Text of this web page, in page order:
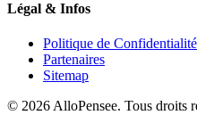
Légal & Infos
Politique de Confidentialité
Partenaires
Sitemap
© 2026 AlloPensee. Tous droits